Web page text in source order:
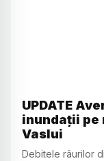
UPDATE
inundaţii pe
Vaslui
Debitele râurilor